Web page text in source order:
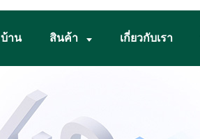
บ้าน สินค้า เกี่ยวกับเรา